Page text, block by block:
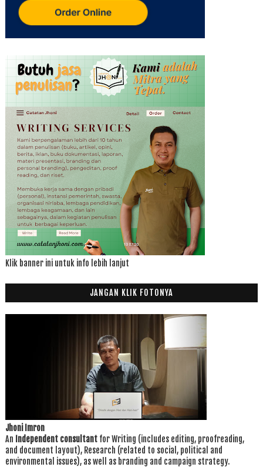
Klik banner ini untuk info lebih lanjut
JANGAN KLIK FOTONYA
Jhoni Imron
An Independent consultantfor Writing (includes editing, proofreading,
and document layout), Research (related to social, political and
environmental issues), as well as branding and campaign strategy.